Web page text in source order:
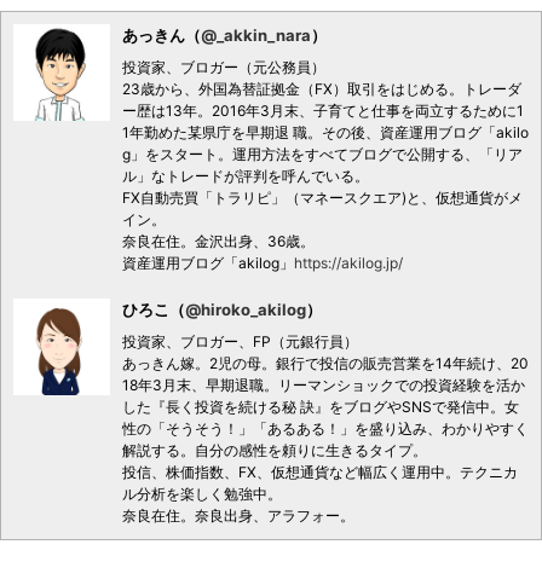
あっきん（@_akkin_nara）
投資家、ブロガー（元公務員）
23歳から、外国為替証拠金（FX）取引をはじめる。トレーダ
ー歴は13年。2016年3月末、子育てと仕事を両立するために1
1年勤めた某県庁を早期退 職。その後、資産運用ブログ「akilo
g」をスタート。運用方法をすべてブログで公開する、「リア
ル」なトレードが評判を呼んでいる。
FX自動売買「トラリピ」（マネースクエア)と、仮想通貨がメ
イン。
奈良在住。金沢出身、36歳。
資産運用ブログ「akilog」 https://akilog.jp/
ひろこ（@hiroko_akilog）
投資家、ブロガー、FP（元銀行員）
あっきん嫁。2児の母。銀行で投信の販売営業を14年続け、20
18年3月末、早期退職。リーマンショックでの投資経験を活か
した『長く投資を続ける秘 訣』をブログやSNSで発信中。女
性の「そうそう！」「あるある！」を盛り込み、わかりやすく
解説する。自分の感性を頼りに生きるタイプ。
投信、株価指数、FX、仮想通貨など幅広く運用中。テクニカ
ル分析を楽しく勉強中。
奈良在住。奈良出身、アラフォー。